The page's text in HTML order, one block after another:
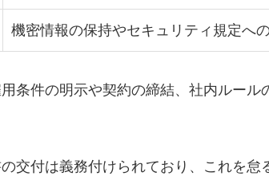
機密情報の保持やセキュリティ規定へ
条件の明示や契約の締結、社内ルール
交付は義務付けられており、これを怠